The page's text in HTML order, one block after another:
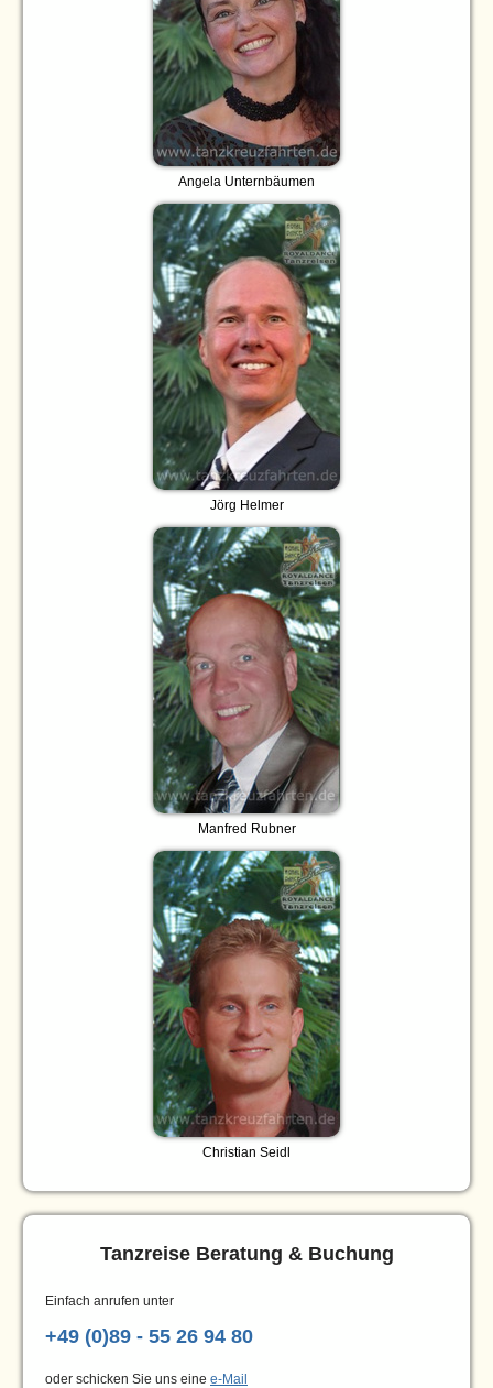
Angela Unternbäumen
Jörg Helmer
Manfred Rubner
Christian Seidl
Tanzreise Beratung & Buchung
Einfach anrufen unter
+49 (0)89 - 55 26 94 80
oder schicken Sie uns eine e-Mail